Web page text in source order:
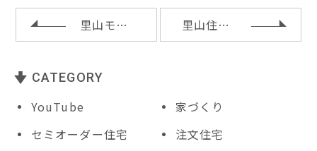
o
k 里山モデルで見学会 里山住宅博セミナー
CATEGORY
YouTube
家づくり
セミオーダー住宅
注文住宅